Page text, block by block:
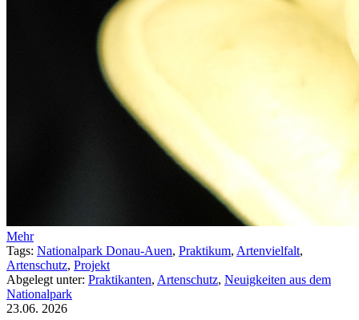
Mehr
Tags: Nationalpark Donau-Auen, Praktikum, Artenvielfalt,
Artenschutz, Projekt
Abgelegt unter: Praktikanten, Artenschutz, Neuigkeiten aus dem
Nationalpark
23.06. 2026